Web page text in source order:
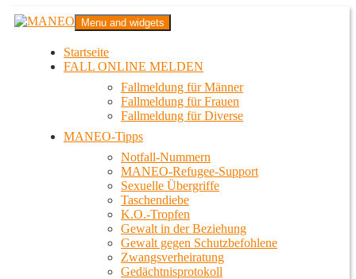
Zum
InhaltMANEO
Das schwule Anti-Gewalt-Projekt in Berlin
Menu and widgets
Startseite
FALL ONLINE MELDEN
Fallmeldung für Männer
Fallmeldung für Frauen
Fallmeldung für Diverse
MANEO-Tipps
Notfall-Nummern
MANEO-Refugee-Support
Sexuelle Übergriffe
Taschendiebe
K.O.-Tropfen
Gewalt in der Beziehung
Gewalt gegen Schutzbefohlene
Zwangsverheiratung
Gedächtnisprotokoll